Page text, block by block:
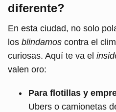
diferente?
En esta ciudad, no solo
los blindamos contra el
curiosas. Aquí te va el
valen oro:
Para flotillas y
Ubers o camionetas